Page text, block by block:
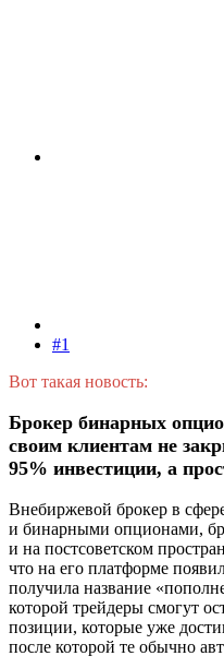
#1
Вот такая новость:
Брокер бинарных
своим клиентам не
95% инвестиции, а
Внебиржевой брокер в
и бинарными опционами,
и на постсоветском
что на его платформе
получила название
которой трейдеры смогут
позиции, которые уже
после которой те обычно